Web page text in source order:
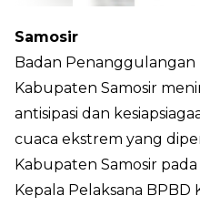
Samosir
Badan Penanggulangan
Kabupaten Samosir
antisipasi dan
cuaca ekstrem yang
Kabupaten Samosir pada
Kepala Pelaksana BPBD